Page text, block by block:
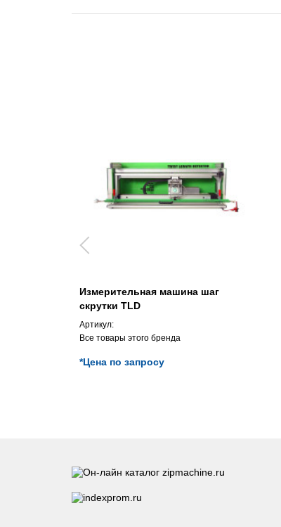
Измерительная машина шаг
скрутки TLD
Артикул:
Все товары этого бренда
*Цена по запросу